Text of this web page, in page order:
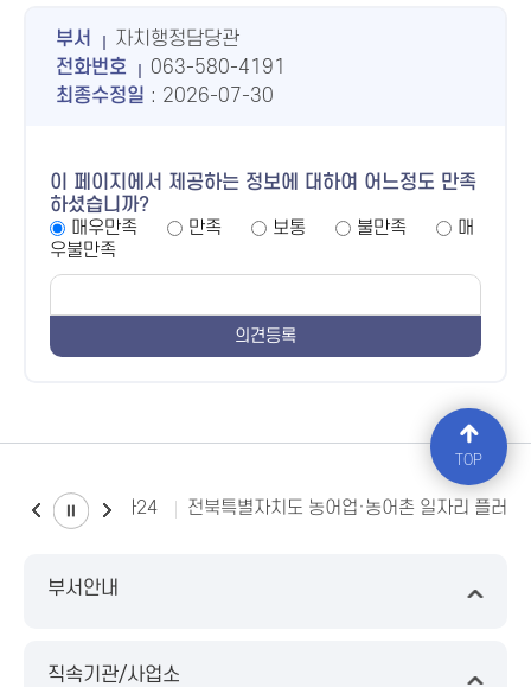
부서
자치행정담당관
전화번호
063-580-4191
최종수정일 : 2026-07-30
이 페이지에서 제공하는 정보에 대하여 어느정도 만족
하셨습니까?
매우만족
만족 보통 불만족
매
우불만족
소비자24 전북특별자치도 농어업·농어촌 일자리 플러스
부서안내
직속기관/사업소
TOP